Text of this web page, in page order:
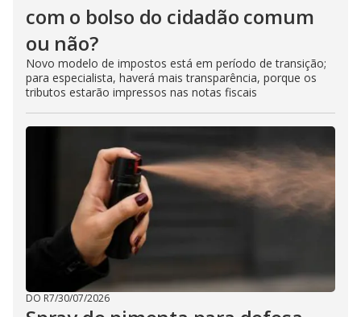
com o bolso do cidadão comum
ou não?
Novo modelo de impostos está em período de transição;
para especialista, haverá mais transparência, porque os
tributos estarão impressos nas notas fiscais
DO R7/30/07/2026